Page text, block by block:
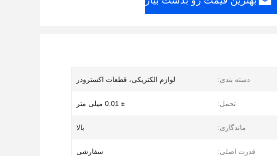
دسته بندی: لوازم الکتریکی، قطعات اکسترودر
تحمل: ± 0.01 میلی متر
ماندگاری: بالا
قدرت اصلی: سفارشی